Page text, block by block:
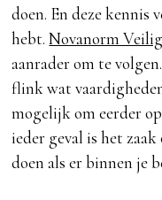
doen. En deze kennis
hebt.Novanorm
aanrader om te
flink wat
mogelijk om eerder
ieder geval is het
doen als er binnen je